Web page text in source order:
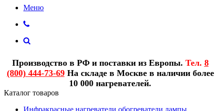
Меню
Производство в РФ и поставки из Европы. Тел. 8
(800) 444-73-69На складе в Москве в наличии более
10 000 нагревателей.
Каталог товаров
Инфракрасные нагреватели обогреватели лампы